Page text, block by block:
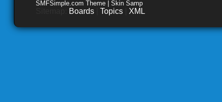
SMFSimple.com Theme | Skin Samp
Boards Topics XML